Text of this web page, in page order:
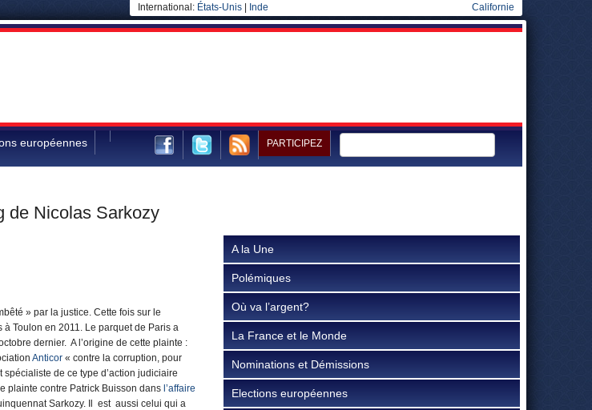
International: États-Unis Inde Californie
européennes PARTICIPEZ
de Nicolas Sarkozy
» par la justice. Cette fois sur le
à Toulon en 2011. Le parquet de Paris a
dernier. A l’origine de cette plainte :
Anticor « contre la corruption, pour
spécialiste de ce type d’action judiciaire
plainte contre Patrick Buisson dans l’affaire
Sarkozy. Il est aussi celui qui a
A la Une
Polémiques
Où va l’argent?
La France et le Monde
Nominations et Démissions
Elections européennes